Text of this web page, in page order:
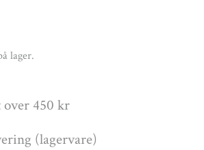
lager.
over 450 kr
(lagervare)